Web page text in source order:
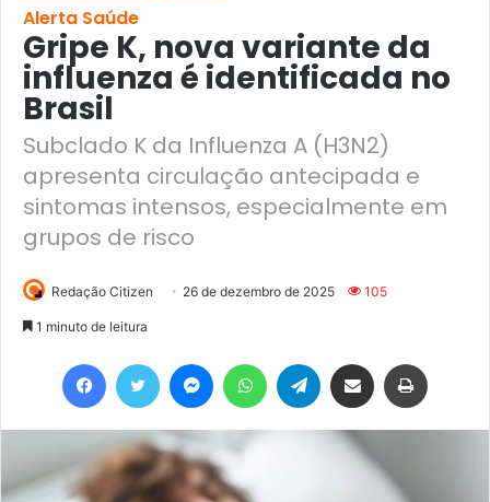
Alerta Saúde
Gripe K, nova variante da
influenza é identificada no
Brasil
Subclado K da Influenza A (H3N2)
apresenta circulação antecipada e
sintomas intensos, especialmente em
grupos de risco
Redação Citizen 26 de dezembro de 2025 105
1 minuto de leitura